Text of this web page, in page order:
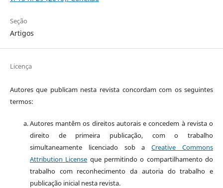
Seção
Artigos
Licença
Autores que publicam nesta revista concordam com os seguintes
termos:
Autores mantêm os direitos autorais e concedem à revista o
direito de primeira publicação, com o trabalho
simultaneamente licenciado sob aCreative Commons
Attribution License que permitindo o compartilhamento do
trabalho com reconhecimento da autoria do trabalho e
publicação inicial nesta revista.